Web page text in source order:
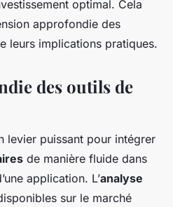
optimal. Cela
approfondie des
leurs implications pratiques.
des outils de
levier puissant pour intégrer
de manière fluide dans
application. L’analyse
sur le marché